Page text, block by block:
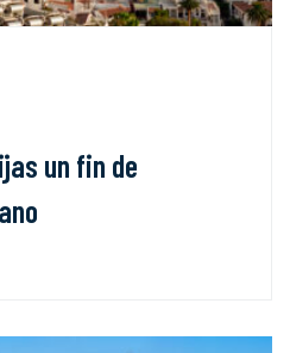
un fin de